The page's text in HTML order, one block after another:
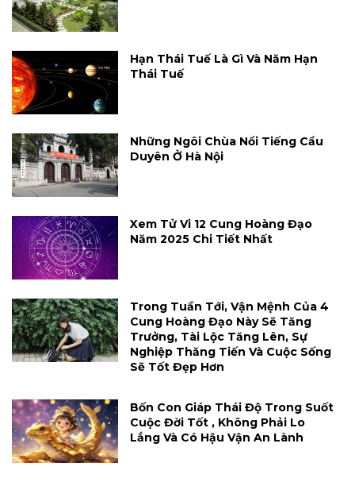
Hạn Thái Tuế Là Gì Và Năm Hạn
Thái Tuế
Những Ngôi Chùa Nổi Tiếng Cầu
Duyên Ở Hà Nội
Xem Tử Vi 12 Cung Hoàng Đạo
Năm 2025 Chi Tiết Nhất
Trong Tuần Tới, Vận Mệnh Của 4
Cung Hoàng Đạo Này Sẽ Tăng
Trưởng, Tài Lộc Tăng Lên, Sự
Nghiệp Thăng Tiến Và Cuộc Sống
Sẽ Tốt Đẹp Hơn
Bốn Con Giáp Thái Độ Trong Suốt
Cuộc Đời Tốt , Không Phải Lo
Lắng Và Có Hậu Vận An Lành